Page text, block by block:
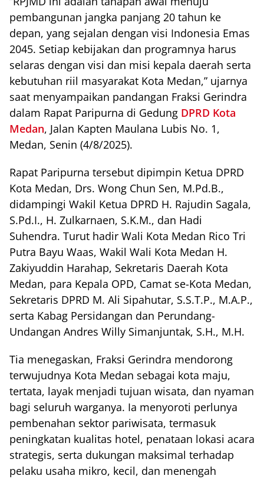
pembangunan jangka panjang 20 tahun ke
depan, yang sejalan dengan visi Indonesia Emas
2045. Setiap kebijakan dan programnya harus
selaras dengan visi dan misi kepala daerah serta
kebutuhan riil masyarakat Kota Medan,” ujarnya
saat menyampaikan pandangan Fraksi Gerindra
dalam Rapat Paripurna di Gedung DPRD Kota
Medan, Jalan Kapten Maulana Lubis No. 1,
Medan, Senin (4/8/2025).
Rapat Paripurna tersebut dipimpin Ketua DPRD
Kota Medan, Drs. Wong Chun Sen, M.Pd.B.,
didampingi Wakil Ketua DPRD H. Rajudin Sagala,
S.Pd.I., H. Zulkarnaen, S.K.M., dan Hadi
Suhendra. Turut hadir Wali Kota Medan Rico Tri
Putra Bayu Waas, Wakil Wali Kota Medan H.
Zakiyuddin Harahap, Sekretaris Daerah Kota
Medan, para Kepala OPD, Camat se-Kota Medan,
Sekretaris DPRD M. Ali Sipahutar, S.S.T.P., M.A.P.,
serta Kabag Persidangan dan Perundang-
Undangan Andres Willy Simanjuntak, S.H., M.H.
Tia menegaskan, Fraksi Gerindra mendorong
terwujudnya Kota Medan sebagai kota maju,
tertata, layak menjadi tujuan wisata, dan nyaman
bagi seluruh warganya. Ia menyoroti perlunya
pembenahan sektor pariwisata, termasuk
peningkatan kualitas hotel, penataan lokasi acara
strategis, serta dukungan maksimal terhadap
pelaku usaha mikro, kecil, dan menengah